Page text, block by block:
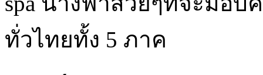
ทั่วไทยทั้ง 5 ภาค